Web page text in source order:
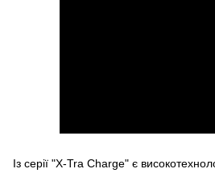
Із серії "X-Tra Charge" є